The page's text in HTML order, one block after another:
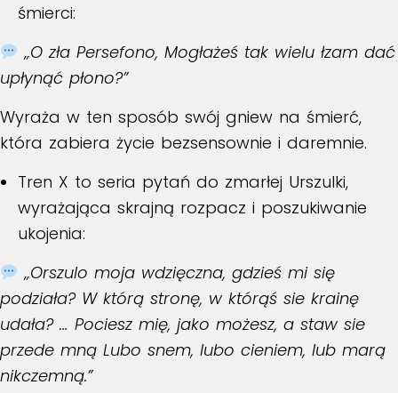
śmierci:
„O zła Persefono, Mogłażeś tak wielu łzam dać
upłynąć płono?”
Wyraża w ten sposób swój gniew na śmierć,
która zabiera życie bezsensownie i daremnie.
Tren X to seria pytań do zmarłej Urszulki,
wyrażająca skrajną rozpacz i poszukiwanie
ukojenia:
„Orszulo moja wdzięczna, gdzieś mi się
podziała? W którą stronę, w którąś sie krainę
udała? … Pociesz mię, jako możesz, a staw sie
przede mną Lubo snem, lubo cieniem, lub marą
nikczemną.”